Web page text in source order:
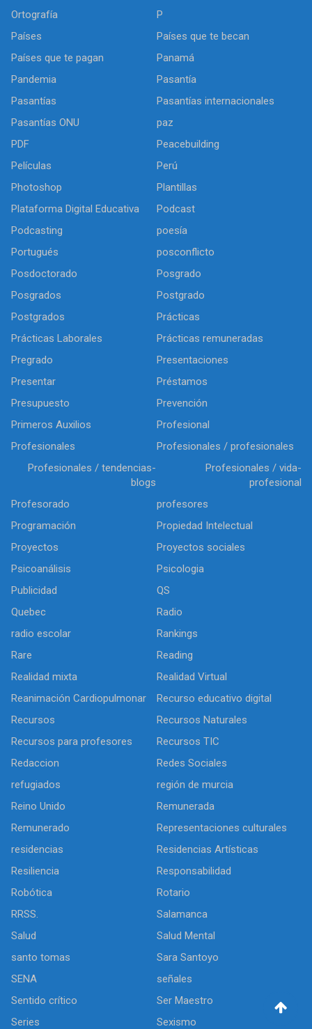
Ortografía
P
Países
Países que te becan
Países que te pagan
Panamá
Pandemia
Pasantía
Pasantías
Pasantías internacionales
Pasantías ONU
paz
PDF
Peacebuilding
Películas
Perú
Photoshop
Plantillas
Plataforma Digital Educativa
Podcast
Podcasting
poesía
Portugués
posconflicto
Posdoctorado
Posgrado
Posgrados
Postgrado
Postgrados
Prácticas
Prácticas Laborales
Prácticas remuneradas
Pregrado
Presentaciones
Presentar
Préstamos
Presupuesto
Prevención
Primeros Auxilios
Profesional
Profesionales
Profesionales / profesionales
Profesionales / tendencias-
blogs
Profesionales / vida-
profesional
Profesorado
profesores
Programación
Propiedad Intelectual
Proyectos
Proyectos sociales
Psicoanálisis
Psicologia
Publicidad
QS
Quebec
Radio
radio escolar
Rankings
Rare
Reading
Realidad mixta
Realidad Virtual
Reanimación Cardiopulmonar
Recurso educativo digital
Recursos
Recursos Naturales
Recursos para profesores
Recursos TIC
Redaccion
Redes Sociales
refugiados
región de murcia
Reino Unido
Remunerada
Remunerado
Representaciones culturales
residencias
Residencias Artísticas
Resiliencia
Responsabilidad
Robótica
Rotario
RRSS.
Salamanca
Salud
Salud Mental
santo tomas
Sara Santoyo
SENA
señales
Sentido crítico
Ser Maestro
Series
Sexismo